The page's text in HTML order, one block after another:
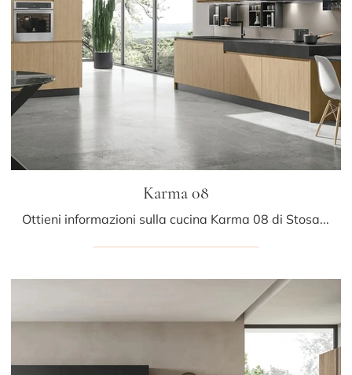
Karma 08
Ottieni informazioni sulla cucina Karma 08 di Stosa: questa soluzione in legno sarà l'acquisto ideale per te!